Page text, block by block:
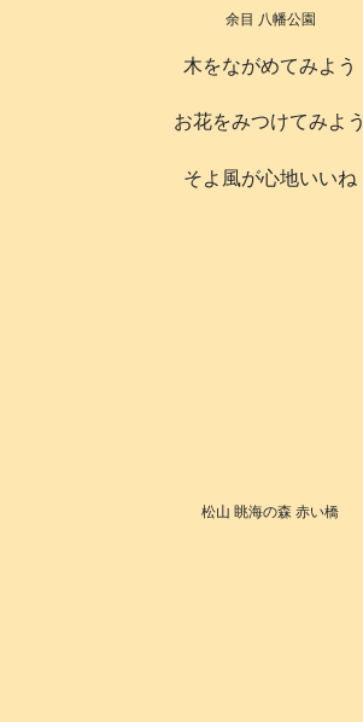
余目 八幡公園
木をながめてみよう
お花をみつけてみよう
そよ風が心地いいね
松山 眺海の森 赤い橋